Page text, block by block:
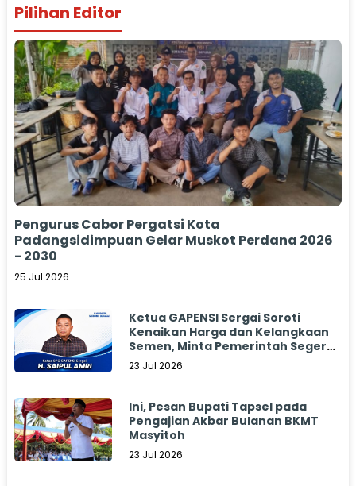
Pilihan Editor
Pengurus Cabor Pergatsi Kota
Padangsidimpuan Gelar Muskot Perdana 2026
- 2030
25 Jul 2026
Ketua GAPENSI Sergai Soroti
Kenaikan Harga dan Kelangkaan
Semen, Minta Pemerintah Segera
Bertindak
23 Jul 2026
Ini, Pesan Bupati Tapsel pada
Pengajian Akbar Bulanan BKMT
Masyitoh
23 Jul 2026